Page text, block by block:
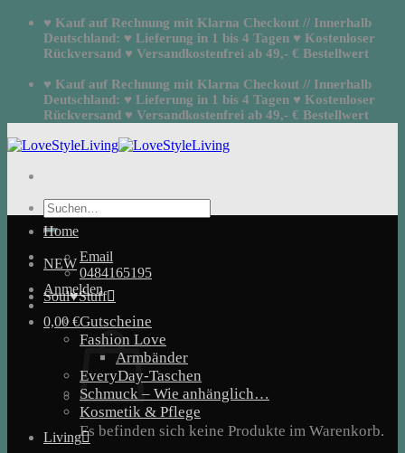
Zum
springen
♥ Kauf auf Rechnung mit Klarna Checkout // Innerhalb
Deutschland: ♥ Lieferung in 1 bis 4 Tagen ♥ Kostenloser
Rückversand ♥ Versandkostenfrei ab 49,- € Bestellwert
♥ Kauf auf Rechnung mit Klarna Checkout // Innerhalb
Deutschland: ♥ Lieferung in 1 bis 4 Tagen ♥ Kostenloser
Rückversand ♥ Versandkostenfrei ab 49,- € Bestellwert
Suchen
nach:
Email
0484165195
Anmelden
0,00€
Es befinden sich keine Produkte im Warenkorb.
Home
NEW
Soul♥Stuff
Gutscheine
Fashion Love
Armbänder
EveryDay-Taschen
Schmuck – Wie anhänglich…
Kosmetik & Pflege
Living